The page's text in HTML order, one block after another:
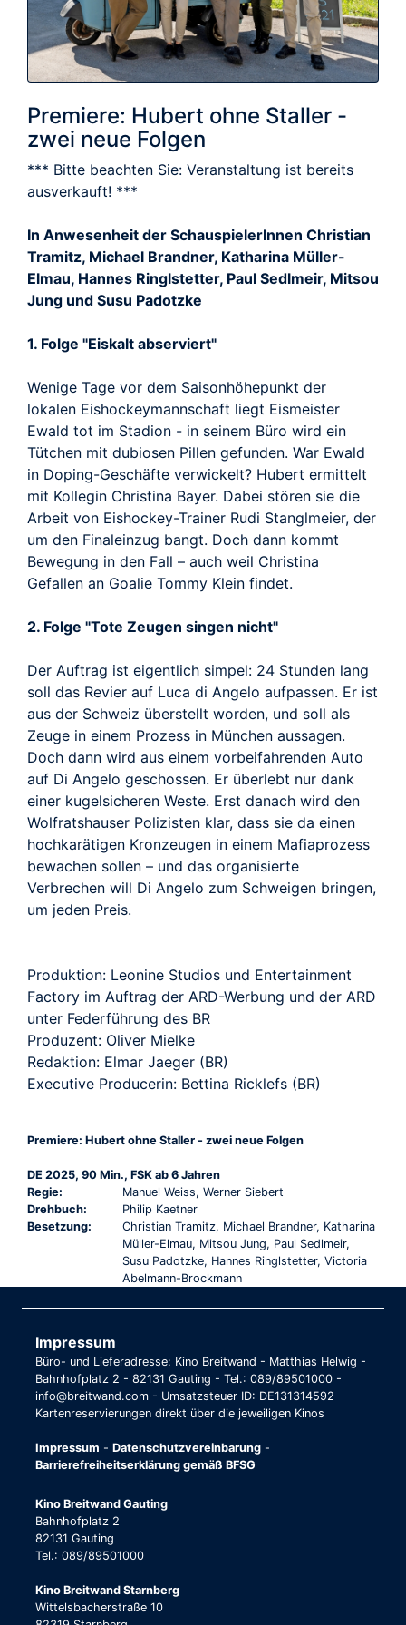
Premiere: Hubert ohne Staller -
zwei neue Folgen
*** Bitte beachten Sie: Veranstaltung ist bereits
ausverkauft! ***
In Anwesenheit der SchauspielerInnen Christian
Tramitz, Michael Brandner, Katharina Müller-
Elmau, Hannes Ringlstetter, Paul Sedlmeir, Mitsou
Jung und Susu Padotzke
1. Folge "Eiskalt abserviert"
Wenige Tage vor dem Saisonhöhepunkt der
lokalen Eishockeymannschaft liegt Eismeister
Ewald tot im Stadion - in seinem Büro wird ein
Tütchen mit dubiosen Pillen gefunden. War Ewald
in Doping-Geschäfte verwickelt? Hubert ermittelt
mit Kollegin Christina Bayer. Dabei stören sie die
Arbeit von Eishockey-Trainer Rudi Stanglmeier, der
um den Finaleinzug bangt. Doch dann kommt
Bewegung in den Fall – auch weil Christina
Gefallen an Goalie Tommy Klein findet.
2. Folge "Tote Zeugen singen nicht"
Der Auftrag ist eigentlich simpel: 24 Stunden lang
soll das Revier auf Luca di Angelo aufpassen. Er ist
aus der Schweiz überstellt worden, und soll als
Zeuge in einem Prozess in München aussagen.
Doch dann wird aus einem vorbeifahrenden Auto
auf Di Angelo geschossen. Er überlebt nur dank
einer kugelsicheren Weste. Erst danach wird den
Wolfratshauser Polizisten klar, dass sie da einen
hochkarätigen Kronzeugen in einem Mafiaprozess
bewachen sollen – und das organisierte
Verbrechen will Di Angelo zum Schweigen bringen,
um jeden Preis.
Produktion: Leonine Studios und Entertainment
Factory im Auftrag der ARD-Werbung und der ARD
unter Federführung des BR
Produzent: Oliver Mielke
Redaktion: Elmar Jaeger (BR)
Executive Producerin: Bettina Ricklefs (BR)
Premiere: Hubert ohne Staller - zwei neue Folgen
DE 2025, 90 Min., FSK ab 6 Jahren
Regie:
Manuel Weiss, Werner Siebert
Drehbuch:
Philip Kaetner
Besetzung:
Christian Tramitz, Michael Brandner, Katharina
Müller-Elmau, Mitsou Jung, Paul Sedlmeir,
Susu Padotzke, Hannes Ringlstetter, Victoria
Abelmann-Brockmann
Impressum
Büro- und Lieferadresse: Kino Breitwand - Matthias Helwig -
Bahnhofplatz 2 - 82131 Gauting - Tel.: 089/89501000 -
info@breitwand.com - Umsatzsteuer ID: DE131314592
Kartenreservierungen direkt über die jeweiligen Kinos
Impressum - Datenschutzvereinbarung -
Barrierefreiheitserklärung gemäß BFSG
Kino Breitwand Gauting
Bahnhofplatz 2
82131 Gauting
Tel.: 089/89501000
Kino Breitwand Starnberg
Wittelsbacherstraße 10